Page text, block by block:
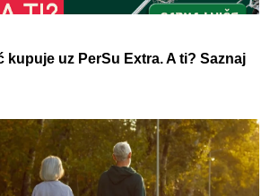
kupuje uz PerSu Extra. A ti? Saznaj